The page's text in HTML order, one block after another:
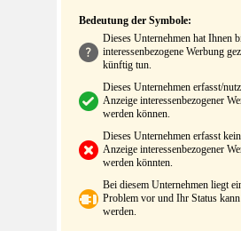
Bedeutung der Symbole:
Dieses Unternehmen hat Ihnen
interessenbezogene Werbung
künftig tun.
Dieses Unternehmen erfasst/
Anzeige interessenbezogener
werden können.
Dieses Unternehmen erfasst
Anzeige interessenbezogener
werden könnten.
Bei diesem Unternehmen liegt
Problem vor und Ihr Status
werden.